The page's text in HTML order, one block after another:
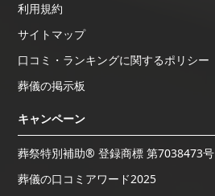
利用規約
サイトマップ
口コミ・ランキングに関するポリシー
葬儀の掲示板
キャンペーン
葬祭特別補助® 登録商標 第7038473号
葬儀の口コミアワード2025